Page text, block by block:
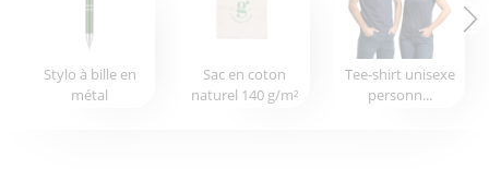
Stylo à bille en
métal
Sac en coton
naturel 140 g/m²
Tee-shirt unisexe
personn...